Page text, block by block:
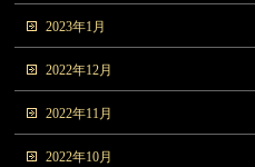
2023年1月
2022年12月
2022年11月
2022年10月